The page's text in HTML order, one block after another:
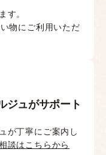
す。
物にご利用いただ
ジュがサポート
が丁寧にご案内し
談はこちらから